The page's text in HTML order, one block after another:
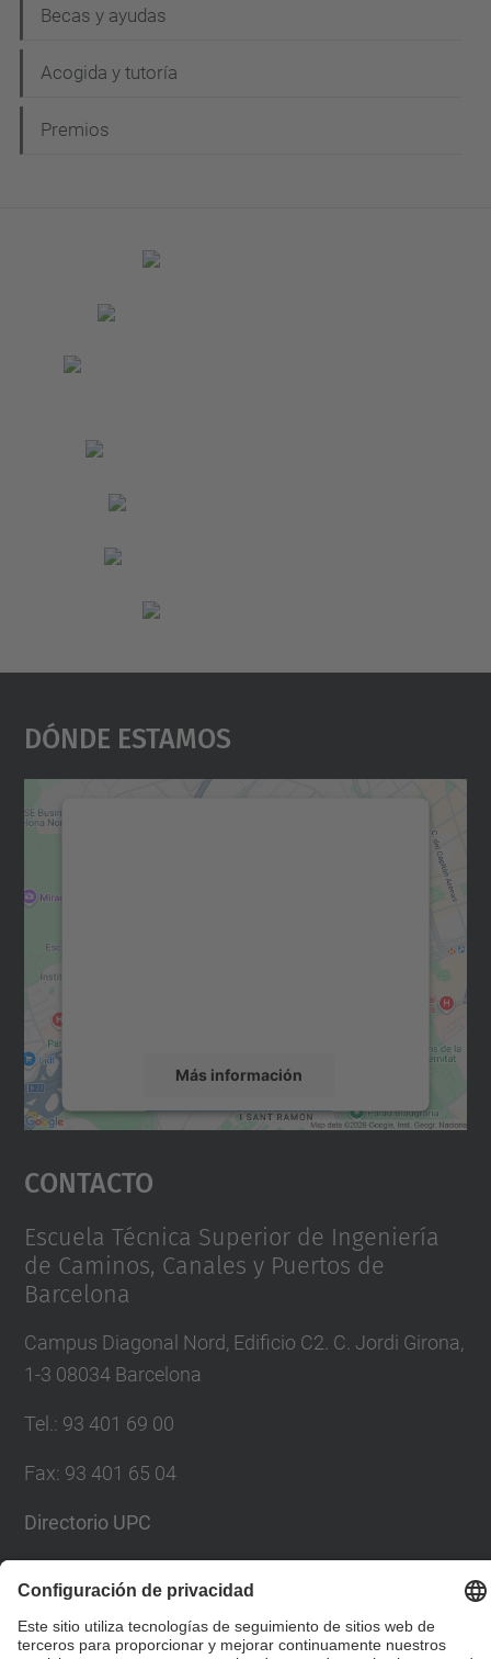
Becas y ayudas
Acogida y tutoría
Premios
Dónde Estamos
Más información
Aceptar
powered by
Contacto
Escuela Técnica Superior de Ingeniería
de Caminos, Canales y Puertos de
Barcelona
Campus Diagonal Nord, Edificio C2. C. Jordi Girona,
1-3 08034 Barcelona
Tel. : 93 401 69 00
Fax: 93 401 65 04
Directorio UPC